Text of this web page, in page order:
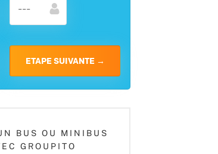
BUS OU MINIBUS
GROUPITO